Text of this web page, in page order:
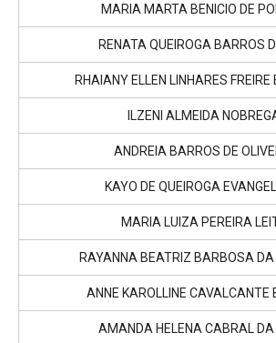
MARIA MARTA BENICIO DE
RENATA QUEIROGA BARROS
RHAIANY ELLEN LINHARES
ILZENI ALMEIDA
ANDREIA BARROS DE
KAYO DE QUEIROGA
MARIA LUIZA PEREIRA
RAYANNA BEATRIZ BARBOSA DA
ANNE KAROLLINE CAVALCANTE
AMANDA HELENA CABRAL DA